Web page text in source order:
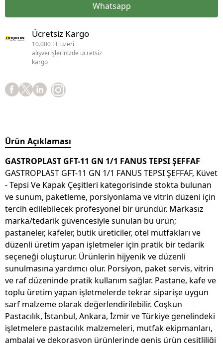
Whatsapp
Ücretsiz Kargo
10.000 TL üzeri
alışverişlerinizde ücretsiz
kargo
Ürün Açıklaması
GASTROPLAST GFT-11 GN 1/1 FANUS TEPSI ŞEFFAF
GASTROPLAST GFT-11 GN 1/1 FANUS TEPSI ŞEFFAF, Küvet
- Tepsi Ve Kapak Çeşitleri kategorisinde stokta bulunan
ve sunum, paketleme, porsiyonlama ve vitrin düzeni için
tercih edilebilecek profesyonel bir üründür. Markasız
marka/tedarik güvencesiyle sunulan bu ürün;
pastaneler, kafeler, butik üreticiler, otel mutfakları ve
düzenli üretim yapan işletmeler için pratik bir tedarik
seçeneği oluşturur. Ürünlerin hijyenik ve düzenli
sunulmasına yardımcı olur. Porsiyon, paket servis, vitrin
ve raf düzeninde pratik kullanım sağlar. Pastane, kafe ve
toplu üretim yapan işletmelerde tekrar siparişe uygun
sarf malzeme olarak değerlendirilebilir. Coşkun
Pastacılık, İstanbul, Ankara, İzmir ve Türkiye genelindeki
işletmelere pastacılık malzemeleri, mutfak ekipmanları,
ambalaj ve dekorasyon ürünlerinde geniş ürün çeşitliliği